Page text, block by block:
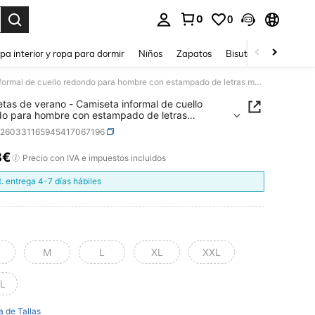
0 0
interior y ropa para dormir Niños Zapatos Bisutería Y
Camisetas de verano - Camiseta informal de cuello redondo para hombre con estampado de letras mayúsculas agrietadas, camiseta negra versátil con estampado para hombre, un gran regalo para él - Camiseta de algodón
de verano - Camiseta informal de cuello
para hombre con estampado de letras
agrietadas, camiseta negra versátil con
para hombre, un gran regalo para él -
de algodón
AND AVAILABILITY
Precio con IVA e impuestos incluidos
entrega 4-7 días hábiles
M L XL XXL
de Tallas